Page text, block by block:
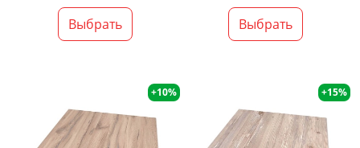
Выбрать Выбрать
+10% +15%